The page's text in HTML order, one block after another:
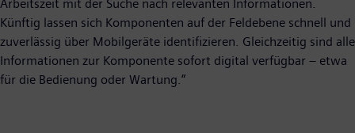
Arbeitszeit mit der Suche nach relevanten Informationen.
Künftig lassen sich Komponenten auf der Feldebene schnell und
zuverlässig über Mobilgeräte identifizieren. Gleichzeitig sind alle
Informationen zur Komponente sofort digital verfügbar – etwa
für die Bedienung oder Wartung.“